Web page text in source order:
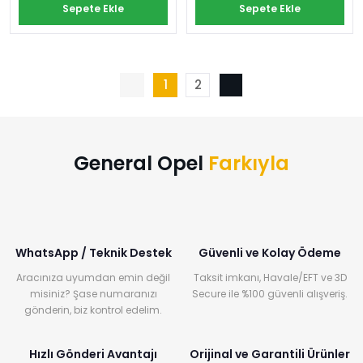
Sepete Ekle Sepete Ekle
1 2
General Opel Farkıyla
WhatsApp / Teknik Destek
Aracınıza uyumdan emin değil
misiniz? Şase numaranızı
gönderin, biz kontrol edelim.
Güvenli ve Kolay Ödeme
Taksit imkanı, Havale/EFT ve 3D
Secure ile %100 güvenli alışveriş.
Hızlı Gönderi Avantajı Orijinal ve Garantili Ürünler